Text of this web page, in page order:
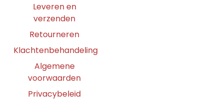
Leveren en
verzenden
Retourneren
Klachtenbehandeling
Algemene
voorwaarden
Privacybeleid